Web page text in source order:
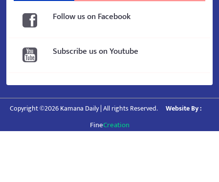
Follow us on Facebook
Subscribe us on Youtube
Copyright ©2026 Kamana Daily | All rights Reserved. Website By :
FineCreation